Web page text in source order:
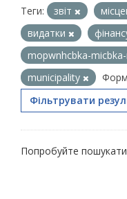
Теги: звіт
видатки
mopwnhcbka-
municipality
Фільтрувати
Попробуйте